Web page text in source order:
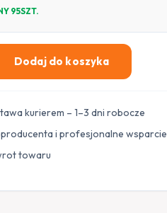
95SZT.
Dodaj do koszyka
kurierem – 1–3 dni robocze
i profesjonalne wsparcie
towaru